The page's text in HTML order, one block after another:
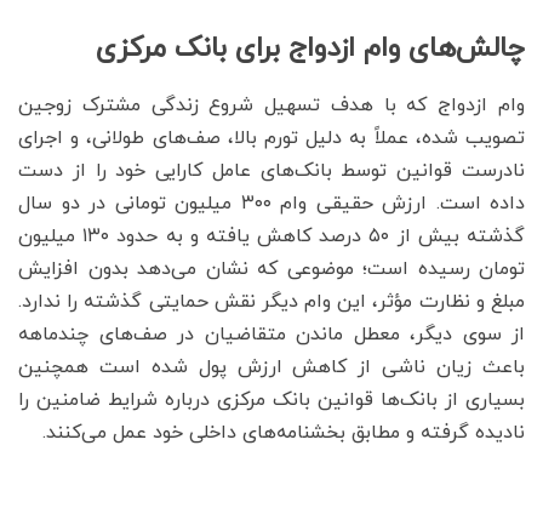
چالش‌های وام ازدواج برای بانک مرکزی
وام ازدواج که با هدف تسهیل شروع زندگی مشترک زوجین
تصویب شده، عملاً به دلیل تورم بالا، صف‌های طولانی، و اجرای
نادرست قوانین توسط بانک‌های عامل کارایی خود را از دست
داده است. ارزش حقیقی وام ۳۰۰ میلیون تومانی در دو سال
گذشته بیش از ۵۰ درصد کاهش یافته و به حدود ۱۳۰ میلیون
تومان رسیده است؛ موضوعی که نشان می‌دهد بدون افزایش
مبلغ و نظارت مؤثر، این وام دیگر نقش حمایتی گذشته را ندارد.
از سوی دیگر، معطل ماندن متقاضیان در صف‌های چندماهه
باعث زیان ناشی از کاهش ارزش پول شده است همچنین
بسیاری از بانک‌ها قوانین بانک مرکزی درباره شرایط ضامنین را
نادیده گرفته و مطابق بخشنامه‌های داخلی خود عمل می‌کنند.